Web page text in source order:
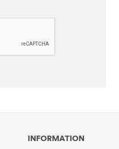
INFORMATION